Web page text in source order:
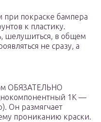
при покраске бампера
к пластику.
шелушиться, в общем
не сразу, а
ОБЯЗАТЕЛЬНО
1К —
Он размягчает
прониканию краски.